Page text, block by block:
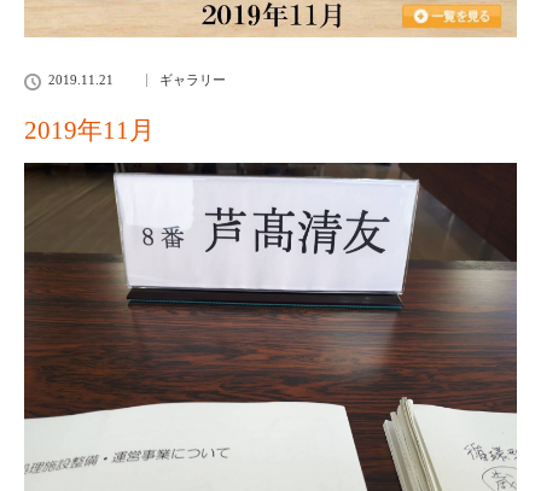
2019.11.21 ギャラリー
2019年11月